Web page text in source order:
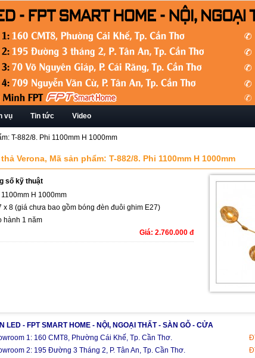
vụ Tin tức Video
T-882/8. Phi 1100mm H 1000mm
Verona, Mã sản phẩm: T-882/8. Phi 1100mm H 1000mm
số kỹ thuật
H 1000mm
x 8 (giá chưa bao gồm bóng đèn đuôi ghim E27)
hành 1 năm
Giá: 2.760.000 đ
LED - FPT SMART HOME - NỘI, NGOẠI THẤT - SÀN GỖ - CỬA
1: 160 CMT8, Phường Cái Khế, Tp. Cần Thơ.
2: 195 Đường 3 Tháng 2, P. Tân An, Tp. Cần Thơ.